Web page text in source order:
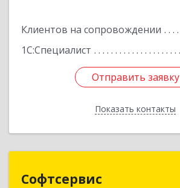
Клиентов на сопровождении
1С:Специалист
Отправить заявку
Показать контакты
Отправить заявку
Назад
Софтсервис